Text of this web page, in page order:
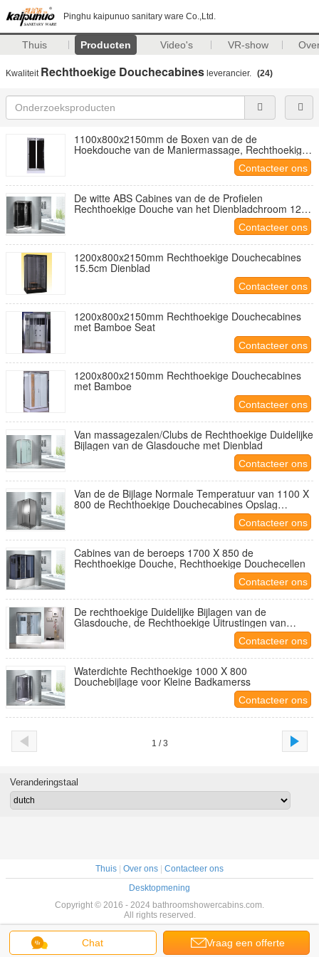
Pinghu kaipunuo sanitary ware Co.,Ltd.
Thuis Producten Video's VR-show
Kwaliteit Rechthoekige Douchecabines leverancier. (24)
1100x800x2150mm de Boxen van de de
Hoekdouche van de Maniermassage, Rechthoekige
Douchecabine met wit acryldienblad en dak
Contacteer ons
De witte ABS Cabines van de de Profielen
Rechthoekige Douche van het Dienbladchroom 1200
Contacteer ons
1200x800x2150mm Rechthoekige Douchecabines
15.5cm Dienblad
Contacteer ons
1200x800x2150mm Rechthoekige Douchecabines
met Bamboe Seat
Contacteer ons
1200x800x2150mm Rechthoekige Douchecabines
met Bamboe
Contacteer ons
Van massagezalen/Clubs de Rechthoekige Duidelijke
Bijlagen van de Glasdouche met Dienblad
Contacteer ons
Van de de Bijlage Normale Temperatuur van 1100 X
800 de Rechthoekige Douchecabines Opslag
Contacteer ons
Cabines van de beroeps 1700 X 850 de
Rechthoekige Douche, Rechthoekige Douchecellen
Contacteer ons
De rechthoekige Duidelijke Bijlagen van de
Glasdouche, de Rechthoekige Uitrustingen van
Contacteer ons
Waterdichte Rechthoekige 1000 X 800
Douchebijlage voor Kleine Badkamerss
Contacteer ons
1 / 3
Chat Vraag een offerte
Veranderingstaal
Thuis Over ons
Contacteer ons
Desktopmening
Copyright © 2016 - 2024 bathroomshowercabins.com.
All rights reserved.